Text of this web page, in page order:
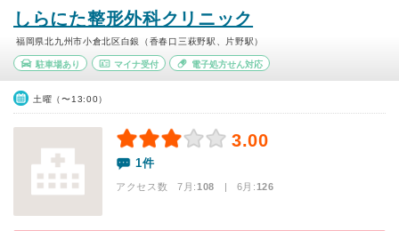
しらにた整形外科クリニック
福岡県北九州市小倉北区白銀（香春口三萩野駅、片野駅）
駐車場あり マイナ受付 電子処方せん対応
土曜（〜13:00）
3.00
1件
アクセス数 7月:108 | 6月:126